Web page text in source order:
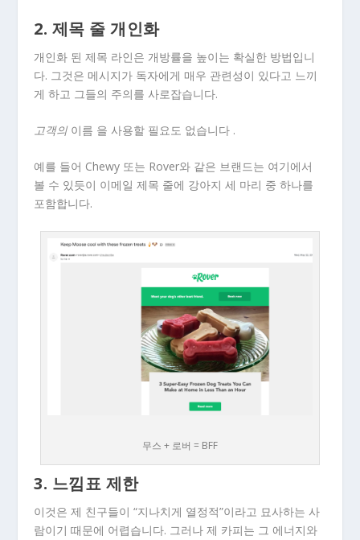
2. 제목 줄 개인화
개인화 된 제목 라인은 개방률을 높이는 확실한 방법입니
다. 그것은 메시지가 독자에게 매우 관련성이 있다고 느끼
게 하고 그들의 주의를 사로잡습니다.
고객의이름 을 사용할 필요도 없습니다 .
예를 들어 Chewy 또는 Rover와 같은 브랜드는 여기에서
볼 수 있듯이 이메일 제목 줄에 강아지 세 마리 중 하나를
포함합니다.
무스 + 로버 = BFF
3. 느낌표 제한
이것은 제 친구들이 “지나치게 열정적”이라고 묘사하는 사
람이기 때문에 어렵습니다. 그러나 제 카피는 그 에너지와